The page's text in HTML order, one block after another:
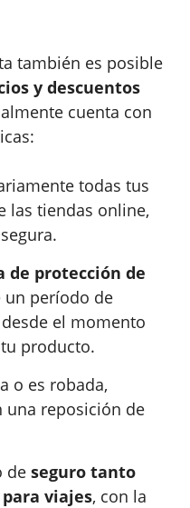
también es posible
y descuentos
cuenta con
todas tus
las tiendas online,
de protección de
un período de
el momento
producto.
o es robada,
una reposición de
de seguro tanto
viajes, con la